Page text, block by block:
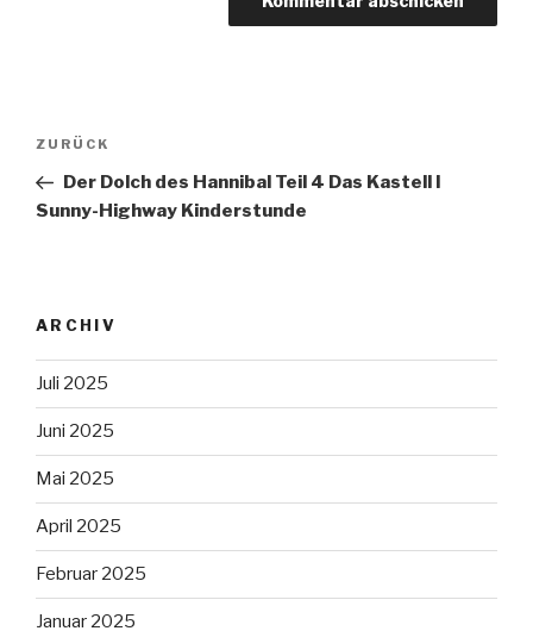
Beitragsnavigation
Vorheriger
Beitrag
ZURÜCK
Der Dolch des Hannibal Teil 4 Das Kastell I
Sunny-Highway Kinderstunde
ARCHIV
Juli 2025
Juni 2025
Mai 2025
April 2025
Februar 2025
Januar 2025